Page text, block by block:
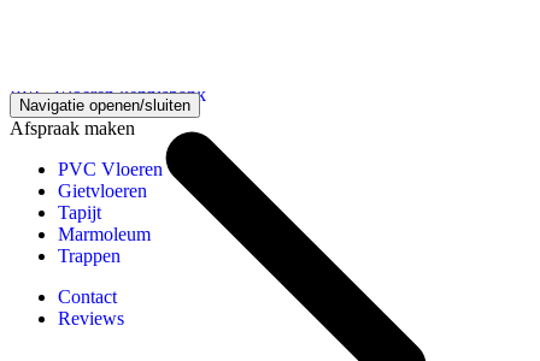
Navigatie openen/sluiten
Afspraak maken
PVC Vloeren
Gietvloeren
Tapijt
Marmoleum
Trappen
Contact
Reviews
PVC Vloeren kennisbank